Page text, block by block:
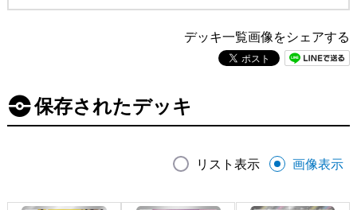
デッキ一覧画像をシェアする
保存されたデッキ
リスト表示 画像表示